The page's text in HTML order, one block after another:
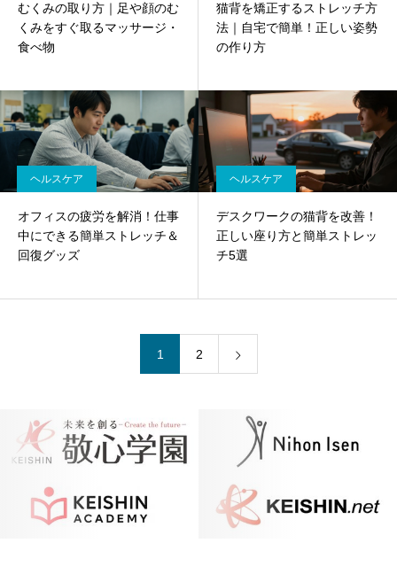
むくみの取り方｜足や顔のむ
くみをすぐ取るマッサージ・
食べ物
猫背を矯正するストレッチ方
法｜自宅で簡単！正しい姿勢
の作り方
ヘルスケア
オフィスの疲労を解消！仕事
中にできる簡単ストレッチ＆
回復グッズ
ヘルスケア
デスクワークの猫背を改善！
正しい座り方と簡単ストレッ
チ5選
1 2